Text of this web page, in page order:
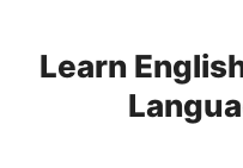
contentLearn